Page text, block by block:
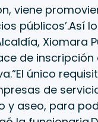
viene
públicos’.Así
Xiomara
de inscripción
único
de
y aseo, para